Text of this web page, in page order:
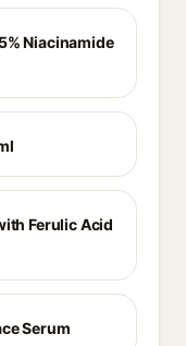
Niacinamide
Ferulic Acid
Serum